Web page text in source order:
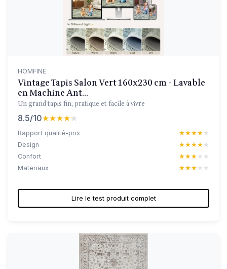
HOMFINE
Vintage Tapis Salon Vert 160x230 cm - Lavable
en Machine Ant...
Un grand tapis fin, pratique et facile à vivre
8.5/10★★★★★
★★★★★
Rapport qualité-prix ★★★★★
★★★★★
Design
★★★★★
★★★★★
Confort
★★★★★
★★★★★
Materiaux
★★★★★
★★★★★
Lire le test produit complet